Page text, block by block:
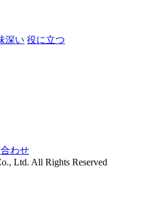
深い 役に立つ
わせ
Ltd. All Rights Reserved